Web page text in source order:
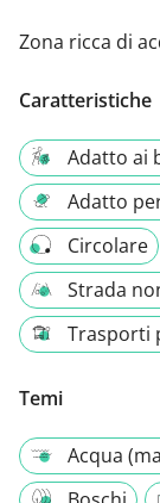
Zona ricca di
Caratteristiche
Adatto ai
Adatto
Circolare
Strada
Trasporti
Temi
Acqua